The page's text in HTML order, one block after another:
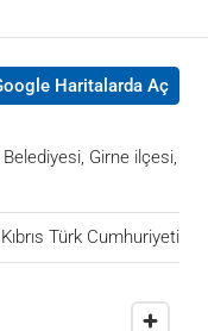
Haritalarda Aç
Girne ilçesi,
Türk Cumhuriyeti